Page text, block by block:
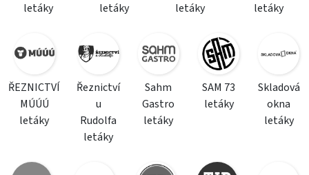
letáky
letáky
letáky
letáky
ŘEZNICTVÍ
MÚÚÚ
letáky
Řeznictví
u
Rudolfa
letáky
Sahm
Gastro
letáky
SAM 73
letáky
Skladová
okna
letáky